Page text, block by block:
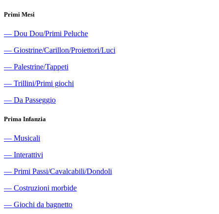
Primi Mesi
― Dou Dou/Primi Peluche
― Giostrine/Carillon/Proiettori/Luci
― Palestrine/Tappeti
― Trillini/Primi giochi
― Da Passeggio
Prima Infanzia
― Musicali
― Interattivi
― Primi Passi/Cavalcabili/Dondoli
― Costruzioni morbide
― Giochi da bagnetto